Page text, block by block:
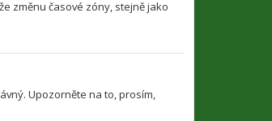
změnu časové zóny, stejně jako
Upozorněte na to, prosím,